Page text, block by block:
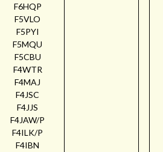
F6HQP
F5VLO
F5PYI
F5MQU
F5CBU
F4WTR
F4MAJ
F4JSC
F4JJS
F4JAW/P
F4ILK/P
F4IBN